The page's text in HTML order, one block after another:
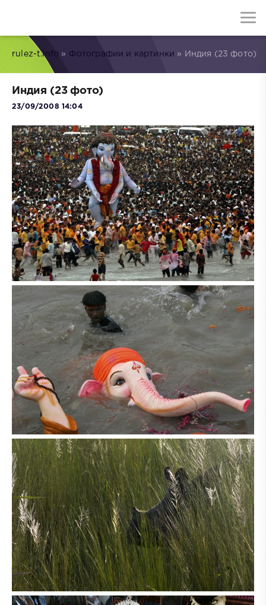
rulez-t.info » Фотографии и картинки » Индия (23 фото)
Индия (23 фото)
23/09/2008 14:04